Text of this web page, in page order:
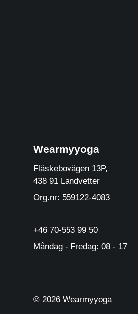
Wearmyyoga
Fläskebovägen 13P,
438 91 Landvetter
Org.nr: 559122-4083
+46 70-553 99 50
Måndag - Fredag: 08 - 17
© 2026 Wearmyyoga